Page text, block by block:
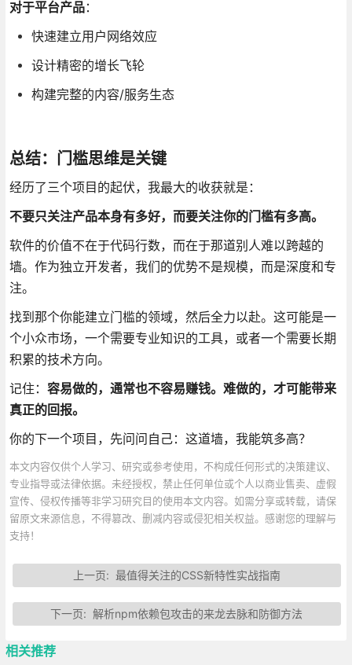
对于平台产品：
快速建立用户网络效应
设计精密的增长飞轮
构建完整的内容/服务生态
总结：门槛思维是关键
经历了三个项目的起伏，我最大的收获就是：
不要只关注产品本身有多好，而要关注你的门槛有多高。
软件的价值不在于代码行数，而在于那道别人难以跨越的
墙。作为独立开发者，我们的优势不是规模，而是深度和专
注。
找到那个你能建立门槛的领域，然后全力以赴。这可能是一
个小众市场，一个需要专业知识的工具，或者一个需要长期
积累的技术方向。
记住： 容易做的，通常也不容易赚钱。难做的，才可能带来
真正的回报。
你的下一个项目，先问问自己：这道墙，我能筑多高？
本文内容仅供个人学习、研究或参考使用，不构成任何形式的决策建议、
专业指导或法律依据。未经授权，禁止任何单位或个人以商业售卖、虚假
宣传、侵权传播等非学习研究目的使用本文内容。如需分享或转载，请保
留原文来源信息，不得篡改、删减内容或侵犯相关权益。感谢您的理解与
支持！
上一页: 最值得关注的CSS新特性实战指南
下一页:解析npm依赖包攻击的来龙去脉和防御方法
相关推荐